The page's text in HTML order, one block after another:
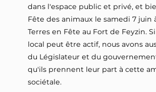
dans l'espace public et privé, et
Fête des animaux le samedi 7 juin
Terres en Fête au Fort de Feyzin.
local peut être actif, nous avons
du Législateur et du
qu'ils prennent leur part à cette
sociétale.